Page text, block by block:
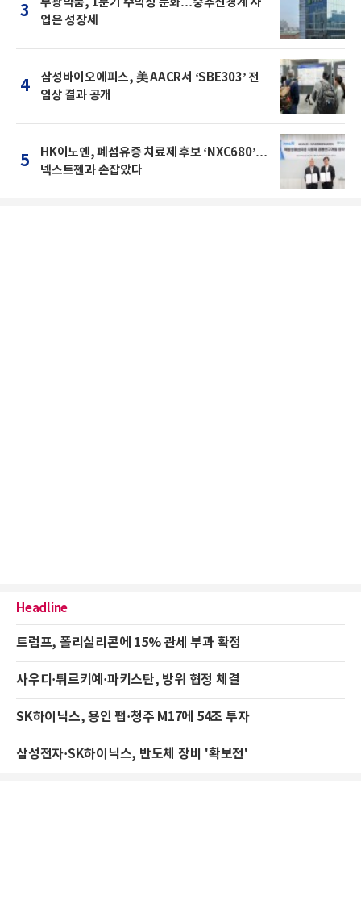
3
업은 성장세
4
삼성바이오에피스, 美 AACR서 ‘SBE303’ 전
임상 결과 공개
5
HK이노엔, 폐섬유증 치료제 후보 ‘NXC680’…
넥스트젠과 손잡았다
Headline
트럼프, 폴리실리콘에 15% 관세 부과 확정
사우디·튀르키예·파키스탄, 방위 협정 체결
SK하이닉스, 용인 팹·청주 M17에 54조 투자
삼성전자·SK하이닉스, 반도체 장비 '확보전'